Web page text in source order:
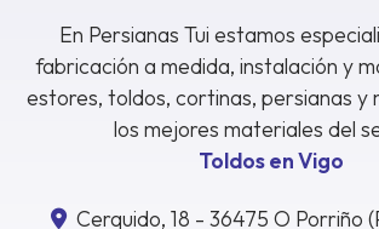
En Persianas Tui estamos
fabricación a medida, instalación y
estores, toldos, cortinas, persianas y
los mejores materiales del
Toldos en Vigo
Cerquido, 18 - 36475 O Porriño